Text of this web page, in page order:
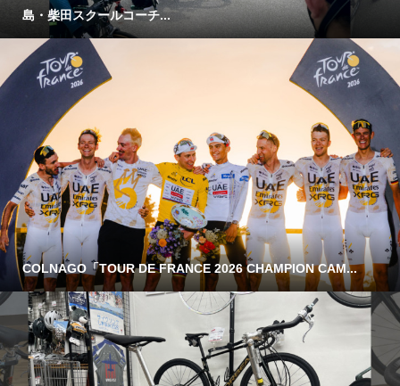
島・柴田スクールコーチ...
COLNAGO「TOUR DE FRANCE 2026 CHAMPION CAM...